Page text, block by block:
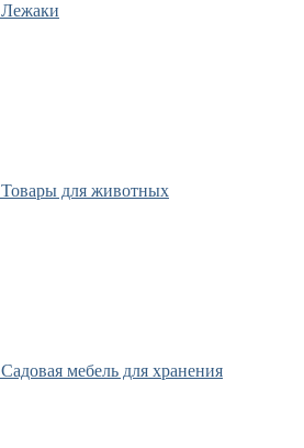
Лежаки
Товары для животных
Садовая мебель для хранения